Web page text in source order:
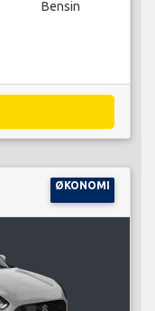
Bensin
ØKONOMI